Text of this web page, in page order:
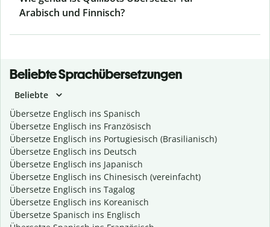
Arabisch und Finnisch?
Beliebte Sprachübersetzungen
Beliebte
Übersetze Englisch ins Spanisch
Übersetze Englisch ins Französisch
Übersetze Englisch ins Portugiesisch (Brasilianisch)
Übersetze Englisch ins Deutsch
Übersetze Englisch ins Japanisch
Übersetze Englisch ins Chinesisch (vereinfacht)
Übersetze Englisch ins Tagalog
Übersetze Englisch ins Koreanisch
Übersetze Spanisch ins Englisch